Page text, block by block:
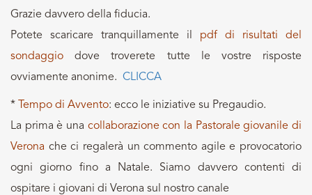
Grazie davvero della fiducia.
Potete scaricare tranquillamente il pdf di risultati del
sondaggio dove troverete tutte le vostre risposte
ovviamente anonime. CLICCA
* Tempo di Avvento: ecco le iniziative su Pregaudio.
La prima è una collaborazione con la Pastorale giovanile di
Verona che ci regalerà un commento agile e provocatorio
ogni giorno fino a Natale. Siamo davvero contenti di
ospitare i giovani di Verona sul nostro canale